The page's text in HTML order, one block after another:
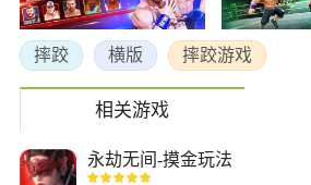
SmackDown Live, Clash of Champions PPV
3、前所未见的逆转：
是时候完美地反败为胜了！通过攻击填充招
蛮的特技招式或是逆转不过请当心，你的逆
4、在赛事与对战模式中与朋友一起游玩
用你最喜欢的 WWE 超级巨星建立防御，
朋友。将更多的 WWE 传奇与超级巨星加
摔跤 横版 摔跤游戏
相关游戏
永劫无间-摸金玩法